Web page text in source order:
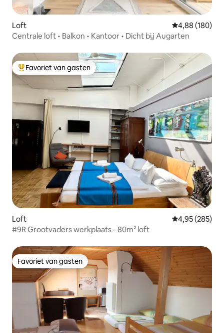
Loft Gemiddelde
4,88 (180)
Centrale loft • Balkon • Kantoor • Dicht bij Augarten
Topfavoriet van gasten
Favoriet van gasten
Loft Gemiddelde
4,95 (285)
#9R Grootvaders werkplaats - 80m² loft
Favoriet van gasten
Favoriet van gasten